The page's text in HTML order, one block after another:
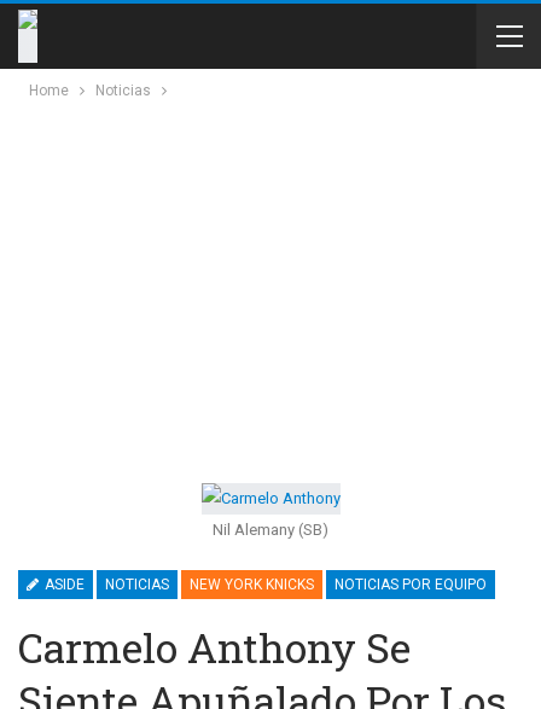
Home Noticias
Nil Alemany (SB)
ASIDE NOTICIAS NEW YORK KNICKS NOTICIAS POR EQUIPO
Carmelo Anthony Se